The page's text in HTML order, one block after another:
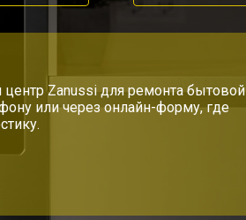
Zanussi для ремонта бытовой
или через онлайн-форму, где